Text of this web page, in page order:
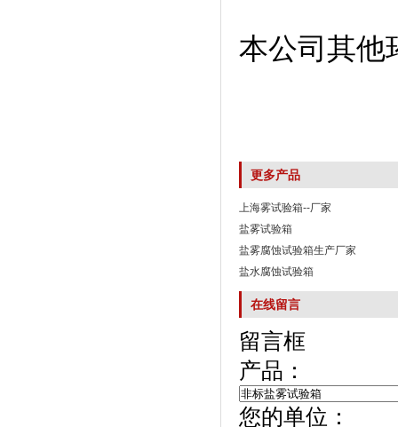
本公司其他
更多产品
上海雾试验箱--厂家
盐雾试验箱
盐雾腐蚀试验箱生产厂家
盐水腐蚀试验箱
在线留言
留言框
产品：
您的单位：